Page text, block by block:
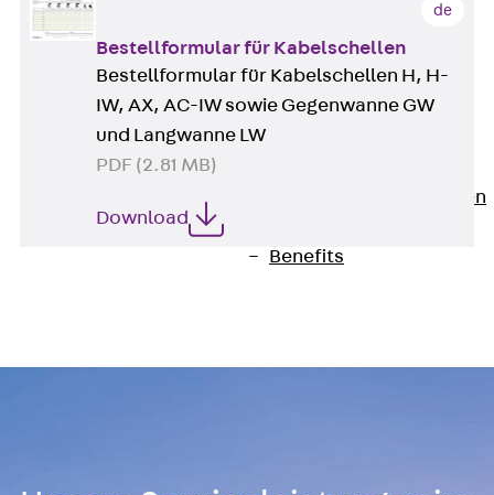
Technische Beratung
Standorte
Newsletter
Presse
Karriere
Stellenausschreibungen
Benefits
de
Bestellformular für Kabelschellen
Bestellformular für Kabelschellen H, H-
IW, AX, AC-IW sowie Gegenwanne GW
und Langwanne LW
PDF (2.81 MB)
Download